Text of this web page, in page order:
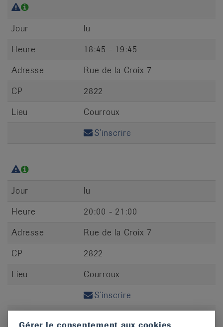
Jour
lu
Heure
18:45 - 19:45
Adresse
Rue de la Croix 7
CP
2822
Lieu
Courroux
S’inscrire
Jour
lu
Heure
20:00 - 21:00
Adresse
Rue de la Croix 7
CP
2822
Lieu
Courroux
S’inscrire